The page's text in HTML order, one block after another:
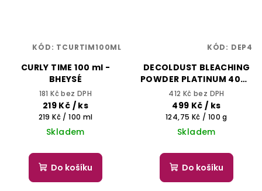
CURLY TIME 100 ml -
BHEYSÉ
181 Kč bez DPH
219 Kč / ks
Měrná
cena:
219 Kč / 100 ml
Skladem
Do košíku
KÓD: TCURTIM100ML
DECOLDUST BLEACHING
POWDER PLATINUM 400g
- Kompaktní
odbarvovací/melírovací
prášek s vysokou
zesvětlující silou -
BHEYSE
412 Kč bez DPH
499 Kč/ ks
Měrná
cena:
124,75 Kč / 100 g
Skladem
Do košíku
KÓD: DEP4